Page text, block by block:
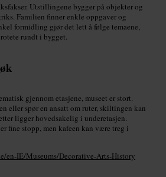
Utstillingene bygger på objekter og
Familien finner enkle oppgaver og
formidling gjør det lett å følge temaene,
rundt i bygget.
gjennom etasjene, museet er stort.
eller spør en ansatt om ruter, skiltingen kan
ligger hovedsakelig i underetasjen.
fine stopp, men kafeen kan være treg i
en-IE/Museums/Decorative-Arts-History